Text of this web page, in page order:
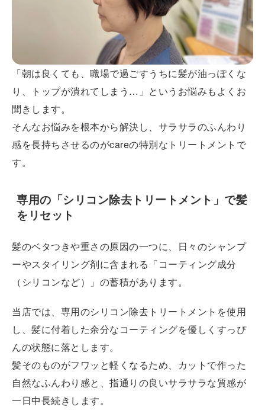
「朝は良くても、職場で過ごすうちに髪が油っぽくな
り、トップが潰れてしまう…」というお悩みもよくお
聞きします。
そんなお悩みを根本から解決し、サラサラのふんわり
感を長持ちさせるのがcareの特別なトリートメントで
す。
専用の「シリコン除去トリートメント」で髪
をリセット
髪のベタつきや重さの原因の一つに、日々のシャンプ
ーやスタイリング剤に含まれる「コーティング成分
（シリコンなど）」の蓄積があります。
当店では、専用のシリコン除去トリートメントを使用
し、髪に付着した余分なコーティングを優しくすっぴ
んの状態に落とします。
髪そのものがフワッと軽くなるため、カットで作った
自然なふんわり感と、指通りの良いサラサラな質感が
一日中長続きします。